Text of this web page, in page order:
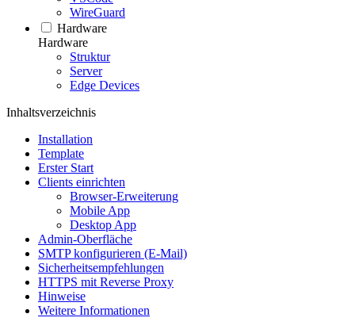
WireGuard
Hardware
Hardware
Struktur
Server
Edge Devices
Inhaltsverzeichnis
Installation
Template
Erster Start
Clients einrichten
Browser-Erweiterung
Mobile App
Desktop App
Admin-Oberfläche
SMTP konfigurieren (E-Mail)
Sicherheitsempfehlungen
HTTPS mit Reverse Proxy
Hinweise
Weitere Informationen